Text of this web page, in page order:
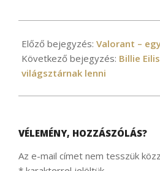
04-
21
Előző bejegyzés: Valorant –
Következő bejegyzés: Billie
világsztárnak lenni
VÉLEMÉNY, HOZZÁSZÓLÁS?
Az e-mail címet nem tesszük